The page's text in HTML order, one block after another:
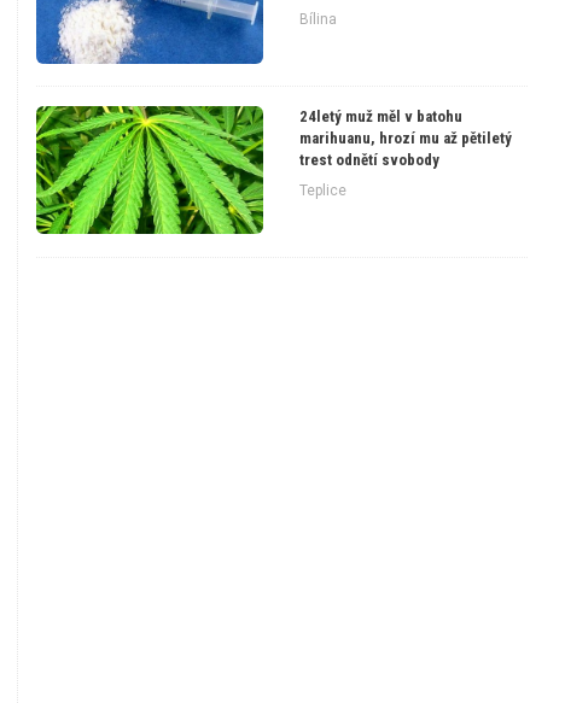
Bílina
24letý muž měl v batohu
marihuanu, hrozí mu až pětiletý
trest odnětí svobody
Teplice